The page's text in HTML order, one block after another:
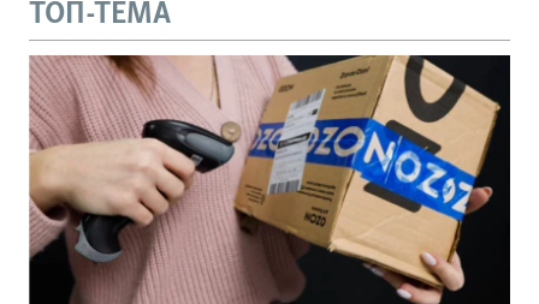
ТОП-ТЕМА